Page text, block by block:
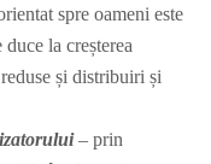
spre oameni este
la creșterea
și distribuiri și
– prin